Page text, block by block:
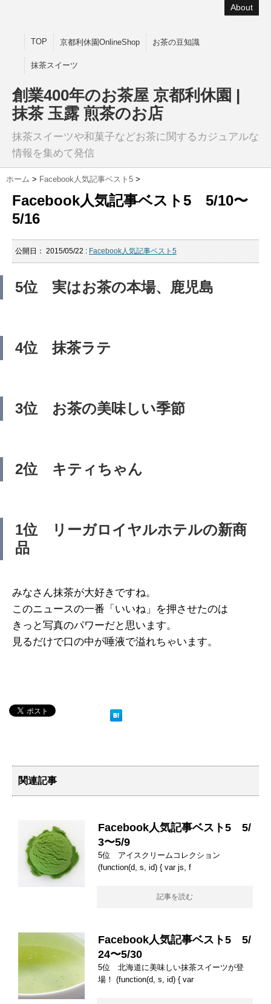
About
TOP 京都利休園OnlineShop お茶の豆知識
抹茶スイーツ
創業400年のお茶屋 京都利休園 |
抹茶 玉露 煎茶のお店
抹茶スイーツや和菓子などお茶に関するカジュアルな
情報を集めて発信
ホーム > Facebook人気記事ベスト5 >
Facebook人気記事ベスト5 5/10〜
5/16
公開日： 2015/05/22 : Facebook人気記事ベスト5
5位 実はお茶の本場、鹿児島
4位 抹茶ラテ
3位 お茶の美味しい季節
2位 キティちゃん
1位 リーガロイヤルホテルの新商
品
みなさん抹茶が大好きですね。
このニュースの一番「いいね」を押させたのは
きっと写真のパワーだと思います。
見るだけで口の中が唾液で溢れちゃいます。
関連記事
Facebook人気記事ベスト5 5/
3〜5/9
5位 アイスクリームコレクション
(function(d, s, id) { var js, f
記事を読む
Facebook人気記事ベスト5 5/
24〜5/30
5位 北海道に美味しい抹茶スイーツが登
場！ (function(d, s, id) { var